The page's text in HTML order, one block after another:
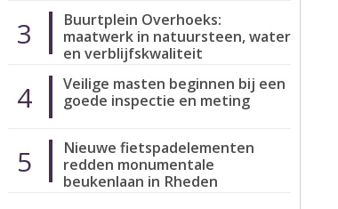
3
Buurtplein Overhoeks:
maatwerk in natuursteen, water
en verblijfskwaliteit
4
Veilige masten beginnen bij een
goede inspectie en meting
5
Nieuwe fietspadelementen
redden monumentale
beukenlaan in Rheden